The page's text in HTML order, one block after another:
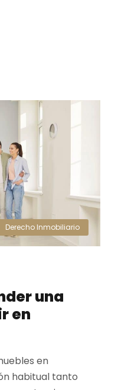
Derecho Inmobiliario
una
en
en
habitual tanto